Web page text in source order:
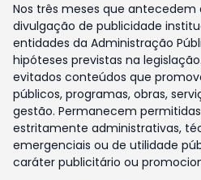
Nos três meses que antecedem
divulgação de publicidade
entidades da Administração
hipóteses previstas na
evitados conteúdos que
públicos, programas, obras,
gestão. Permanecem
estritamente administrativas,
emergenciais ou de utilidade
caráter publicitário ou